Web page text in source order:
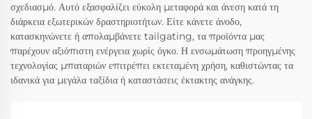
σχεδιασμό. Αυτό εξασφαλίζει εύκολη μεταφορά και άνεση κατά τη
διάρκεια εξωτερικών δραστηριοτήτων. Είτε κάνετε άνοδο,
κατασκηνώνετε ή απολαμβάνετε tailgating, τα προϊόντα μας
παρέχουν αξιόπιστη ενέργεια χωρίς όγκο. Η ενσωμάτωση προηγμένης
τεχνολογίας μπαταριών επιτρέπει εκτεταμένη χρήση, καθιστώντας τα
ιδανικά για μεγάλα ταξίδια ή καταστάσεις έκτακτης ανάγκης.